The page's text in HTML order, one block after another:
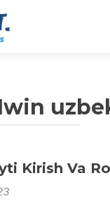
Kirish Va